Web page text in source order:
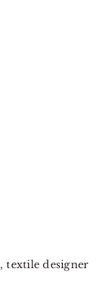
textile designer